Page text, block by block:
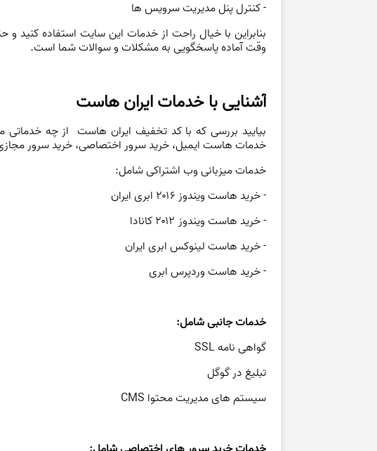
- کنترل پنل مدیریت سرویس ها
بنابراین با خیال راحت از خدمات این سایت استفاده کنید
وقت آماده پاسخگویی به مشکلات و سوالات شما است.
آشنایی با خدمات ایران هاست
بیایید بررسی که با کد تخفیف ایران هاست از چه خدماتی
خدمات هاست ایمیل، خرید سرور اختصاصی، خرید سرور
خدمات میزبانی وب اشتراکی شامل:
- خرید هاست ویندوز ۲۰۱۶ ابری ایران
- خرید هاست ویندوز ۲۰۱۲ کانادا
- خرید هاست لینوکس ابری ایران
- خرید هاست وردپرس ابری
خدمات جانبی شامل:
گواهی نامه SSL
تبلیغ در گوگل
سیستم های مدیریت محتوا CMS
خدمات خرید سرور های اختصاصی شامل: